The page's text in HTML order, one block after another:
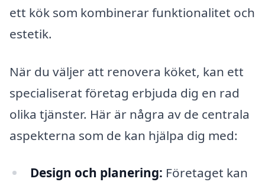
ett kök som kombinerar funktionalitet och
estetik.
När du väljer att renovera köket, kan ett
specialiserat företag erbjuda dig en rad
olika tjänster. Här är några av de centrala
aspekterna som de kan hjälpa dig med:
Design och planering: Företaget kan